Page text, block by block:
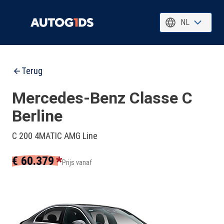
NL
Terug
Mercedes-Benz Classe C
Berline
C 200 4MATIC AMG Line
€ 60.379*Prijs vanaf